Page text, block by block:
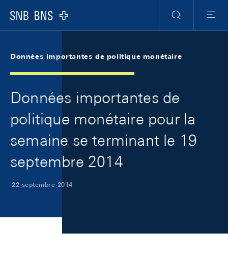
Logo
RechercheMenu
Données importantes de politique monétaire
Données importantes de
politique monétaire pour la
semaine se terminant le 19
septembre 2014
22 septembre 2014